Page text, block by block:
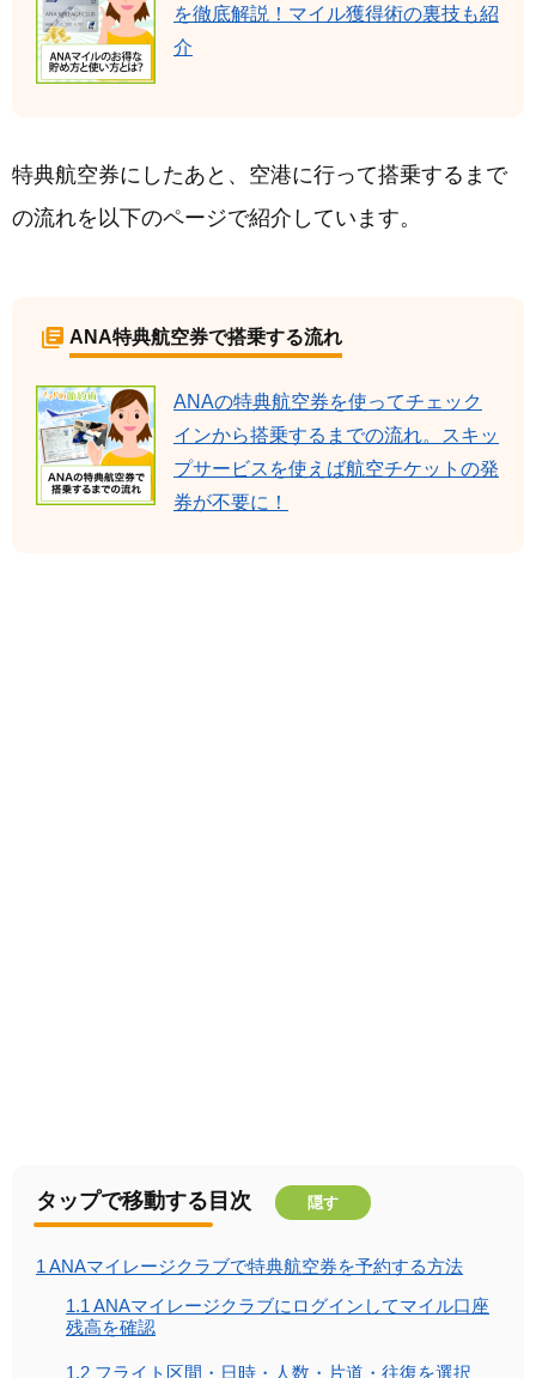
を徹底解説！マイル獲得術の裏技も紹
介
特典航空券にしたあと、空港に行って搭乗するまで
の流れを以下のページで紹介しています。
ANA特典航空券で搭乗する流れ
ANAの特典航空券を使ってチェック
インから搭乗するまでの流れ。スキッ
プサービスを使えば航空チケットの発
券が不要に！
タップで移動する目次 隠す
1 ANAマイレージクラブで特典航空券を予約する方法
1.1 ANAマイレージクラブにログインしてマイル口座
残高を確認
1.2 フライト区間・日時・人数・片道・往復を選択